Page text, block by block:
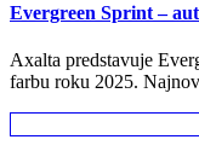
Evergreen Sprint –
Axalta predstavuje
farbu roku 2025.